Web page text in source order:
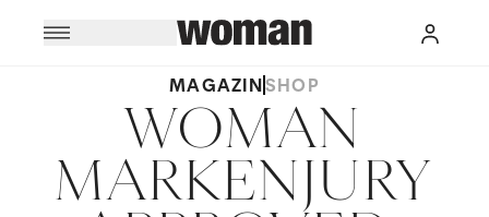
MAGAZINSHOP
WOMAN
MARKENJURY